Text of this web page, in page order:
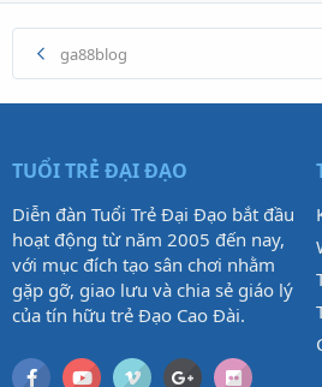
ga88blog
TUỔI TRẺ ĐẠI ĐẠO
Diễn đàn Tuổi Trẻ Đại Đạo bắt đầu
hoạt động từ năm 2005 đến nay,
với mục đích tạo sân chơi nhằm
gặp gỡ, giao lưu và chia sẻ giáo lý
của tín hữu trẻ Đạo Cao Đài.